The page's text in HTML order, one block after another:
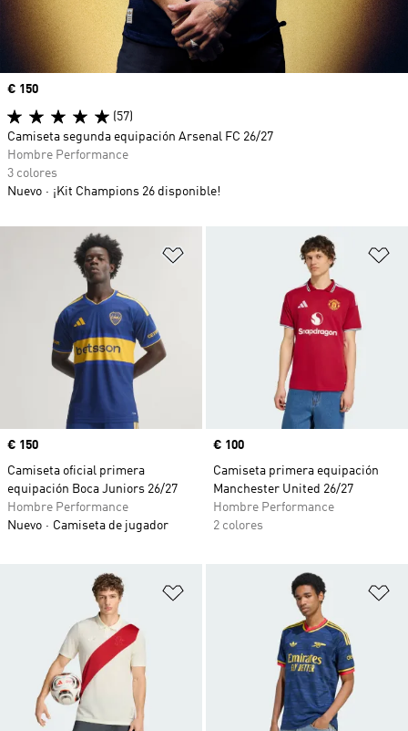
Añadir a la lista de deseos
Precio
€ 150
Camiseta oficial primera
equipación Boca Juniors 26/27
Hombre Performance
Nuevo
Camiseta de jugador
Precio
€ 100
Camiseta primera equipación
Manchester United 26/27
Hombre Performance
2 colores
Añadir a la lista de deseos
Precio
€ 150
(57)
Camiseta segunda equipación Arsenal FC 26/27
Hombre Performance
3 colores
Nuevo
¡Kit Champions 26 disponible!